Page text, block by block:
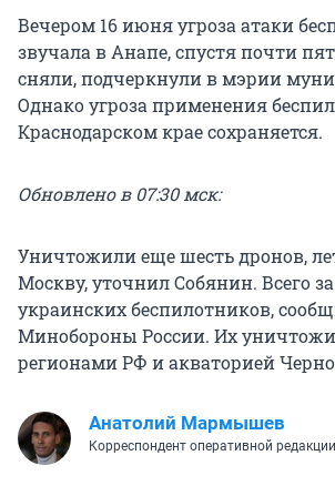
Вечером 16 июня угроза атаки
звучала в Анапе, спустя почти
сняли, подчеркнули в мэрии
Однако угроза применения
Краснодарском крае сохраняется.
Обновлено в 07:30 мск:
Уничтожили еще шесть дронов,
Москву, уточнил Собянин. Всего
украинских беспилотников,
Минобороны России. Их
регионами РФ и акваторией
Анатолий Мармышев
Корреспондент оперативной редакции